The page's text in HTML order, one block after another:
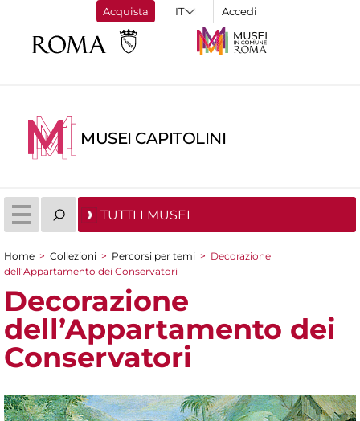
Acquista Accedi
MUSEI CAPITOLINI
TUTTI I MUSEI
Tu sei qui
Home > Collezioni > Percorsi per temi > Decorazione
dell’Appartamento dei Conservatori
Decorazione
dell’Appartamento dei
Conservatori